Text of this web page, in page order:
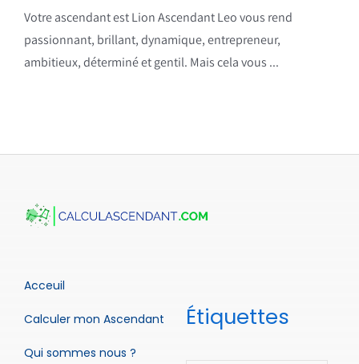
Votre ascendant est Lion Ascendant Leo vous rend
passionnant, brillant, dynamique, entrepreneur,
ambitieux, déterminé et gentil. Mais cela vous ...
Acceuil
Calculer mon Ascendant
Qui sommes nous ?
Étiquettes